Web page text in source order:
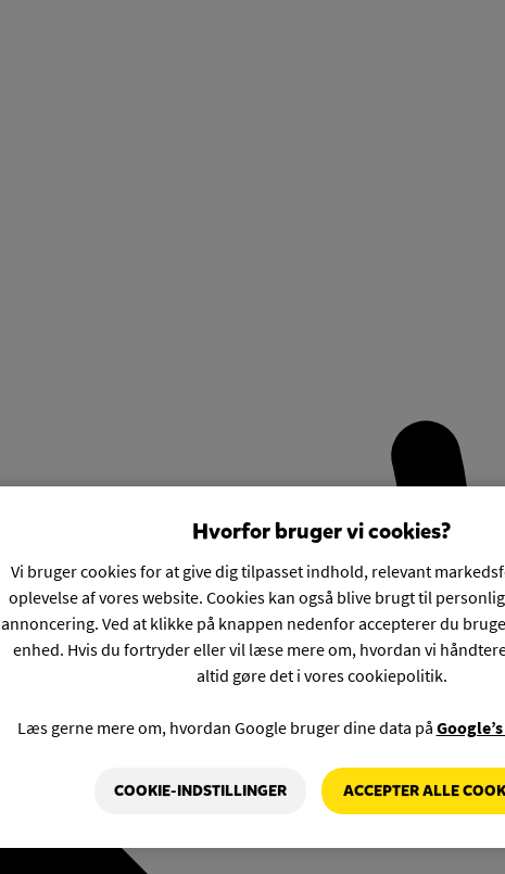
Hvorfor bruger vi cookies?
Vi bruger cookies for at give dig tilpasset indhold, relevant
oplevelse af vores website. Cookies kan også blive brugt til
annoncering. Ved at klikke på knappen nedenfor accepterer du
enhed. Hvis du fortryder eller vil læse mere om, hvordan vi
altid gøre det i vores cookiepolitik.
Læs gerne mere om, hvordan Google bruger dine data på
COOKIE-INDSTILLINGER ACCEPTER ALLE